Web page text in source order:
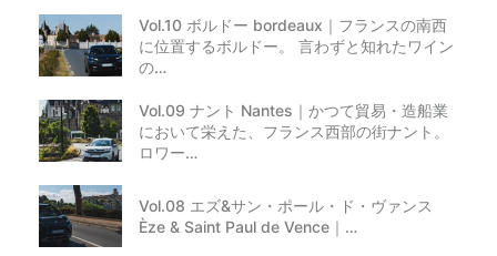
Vol.10 ボルドー bordeaux｜フランスの南西
に位置するボルドー。 言わずと知れたワイン
の…
Vol.09 ナント Nantes｜かつて貿易・造船業
において栄えた、フランス西部の街ナント。
ロワー…
Vol.08 エズ&サン・ポール・ド・ヴァンス
Èze & Saint Paul de Vence｜…